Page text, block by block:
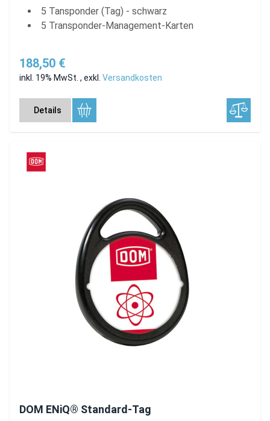
5 Tansponder (Tag) - schwarz
5 Transponder-Management-Karten
188,50 €
inkl. 19% MwSt. , exkl. Versandkosten
Details
DOM ENiQ® Standard-Tag